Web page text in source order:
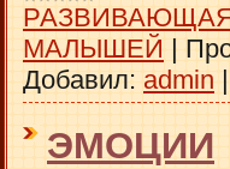
МАЛЫШЕЙ |
Добавил: admin
ЭМОЦИИ